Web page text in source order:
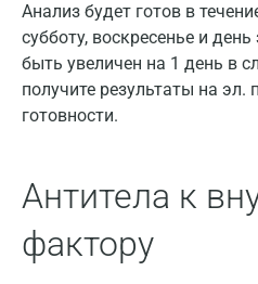
Анализ будет готов в
субботу, воскресенье и
быть увеличен на 1 день в
получите результаты на эл.
готовности.
Антитела к
фактору